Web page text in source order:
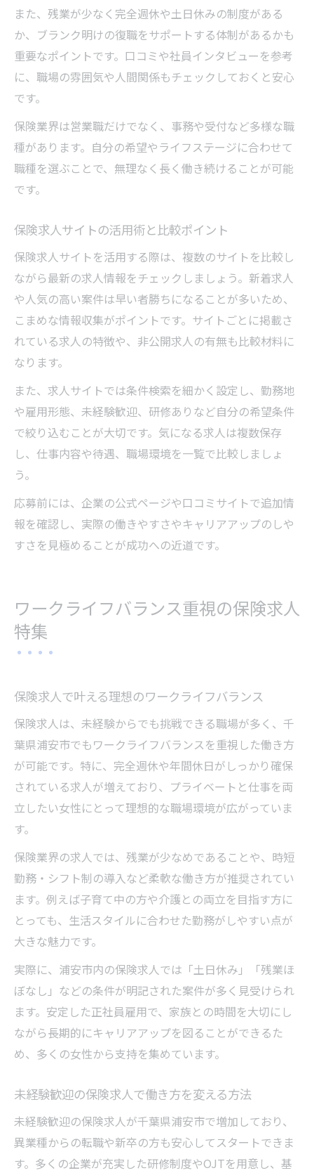
また、残業が少なく完全週休や土日休みの制度がある
か、ブランク明けの復職をサポートする体制があるかも
重要なポイントです。口コミや社員インタビューを参考
に、職場の雰囲気や人間関係もチェックしておくと安心
です。
保険業界は営業職だけでなく、事務や受付など多様な職
種があります。自分の希望やライフステージに合わせて
職種を選ぶことで、無理なく長く働き続けることが可能
です。
保険求人サイトの活用術と比較ポイント
保険求人サイトを活用する際は、複数のサイトを比較し
ながら最新の求人情報をチェックしましょう。新着求人
や人気の高い案件は早い者勝ちになることが多いため、
こまめな情報収集がポイントです。サイトごとに掲載さ
れている求人の特徴や、非公開求人の有無も比較材料に
なります。
また、求人サイトでは条件検索を細かく設定し、勤務地
や雇用形態、未経験歓迎、研修ありなど自分の希望条件
で絞り込むことが大切です。気になる求人は複数保存
し、仕事内容や待遇、職場環境を一覧で比較しましょ
う。
応募前には、企業の公式ページや口コミサイトで追加情
報を確認し、実際の働きやすさやキャリアアップのしや
すさを見極めることが成功への近道です。
ワークライフバランス重視の保険求人
特集
保険求人で叶える理想のワークライフバランス
保険求人は、未経験からでも挑戦できる職場が多く、千
葉県浦安市でもワークライフバランスを重視した働き方
が可能です。特に、完全週休や年間休日がしっかり確保
されている求人が増えており、プライベートと仕事を両
立したい女性にとって理想的な職場環境が広がっていま
す。
保険業界の求人では、残業が少なめであることや、時短
勤務・シフト制の導入など柔軟な働き方が推奨されてい
ます。例えば子育て中の方や介護との両立を目指す方に
とっても、生活スタイルに合わせた勤務がしやすい点が
大きな魅力です。
実際に、浦安市内の保険求人では「土日休み」「残業ほ
ぼなし」などの条件が明記された案件が多く見受けられ
ます。安定した正社員雇用で、家族との時間を大切にし
ながら長期的にキャリアアップを図ることができるた
め、多くの女性から支持を集めています。
未経験歓迎の保険求人で働き方を変える方法
未経験歓迎の保険求人が千葉県浦安市で増加しており、
異業種からの転職や新卒の方も安心してスタートできま
す。多くの企業が充実した研修制度やOJTを用意し、基